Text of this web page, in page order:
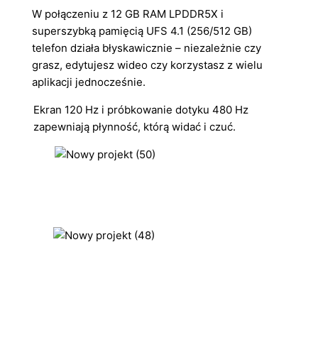
W połączeniu z 12 GB RAM LPDDR5X i
superszybką pamięcią UFS 4.1 (256/512 GB)
telefon działa błyskawicznie – niezależnie czy
grasz, edytujesz wideo czy korzystasz z wielu
aplikacji jednocześnie.
Ekran 120 Hz i próbkowanie dotyku 480 Hz
zapewniają płynność, którą widać i czuć.